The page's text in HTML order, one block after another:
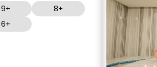
9+
8+
6+